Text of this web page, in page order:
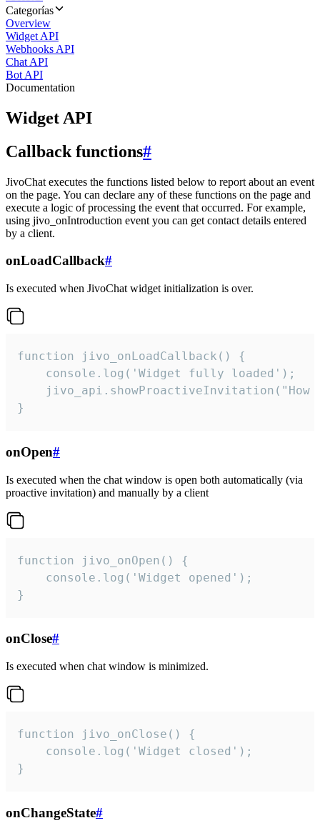
Categorías
Overview
Widget API
Webhooks API
Chat API
Bot API
Documentation
Widget API
Callback functions#
JivoChat executes the functions listed below to report about an event
on the page. You can declare any of these functions on the page and
execute a logic of processing the event that occurred. For example,
using jivo_onIntroduction event you can get contact details entered
by a client.
onLoadCallback#
Is executed when JivoChat widget initialization is over.
function jivo_onLoadCallback() {
    console.log('Widget fully loaded');
jivo_api.showProactiveInvitation("How
}
onOpen#
Is executed when the chat window is open both automatically (via
proactive invitation) and manually by a client
function jivo_onOpen() {
    console.log('Widget opened');
}
onClose#
Is executed when chat window is minimized.
function jivo_onClose() {
    console.log('Widget closed');
}
onChangeState#